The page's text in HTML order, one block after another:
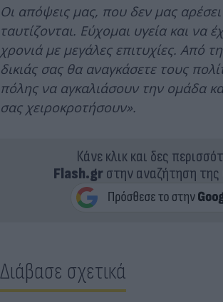
Οι απόψεις μας, που δεν μας
ταυτίζονται. Εύχομαι υγεία και να
χρονιά με μεγάλες επιτυχίες. Από
δικιάς σας θα αναγκάσετε τους
πόλης να αγκαλιάσουν την ομάδα
σας χειροκροτήσουν».
Κάνε κλικ και δες
Flash.grστην αναζήτηση της
Διάβασε σχετικά